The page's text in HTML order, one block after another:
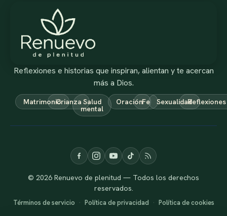
Reflexiones e historias que inspiran, alientan y te acercan
más a Dios.
MatrimonioCrianza Salud
mental
OraciónFe SexualidadReflexiones
© 2026 Renuevo de plenitud — Todos los derechos
reservados.
Términos de servicio · Política de privacidad · Política de cookies